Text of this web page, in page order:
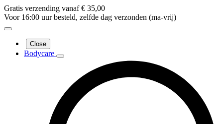
Gratis verzending vanaf € 35,00
Voor 16:00 uur besteld, zelfde dag verzonden (ma-vrij)
Close
Bodycare